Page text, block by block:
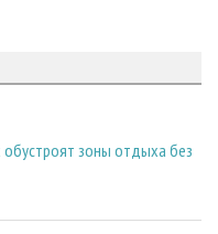
обустроят зоны отдыха без